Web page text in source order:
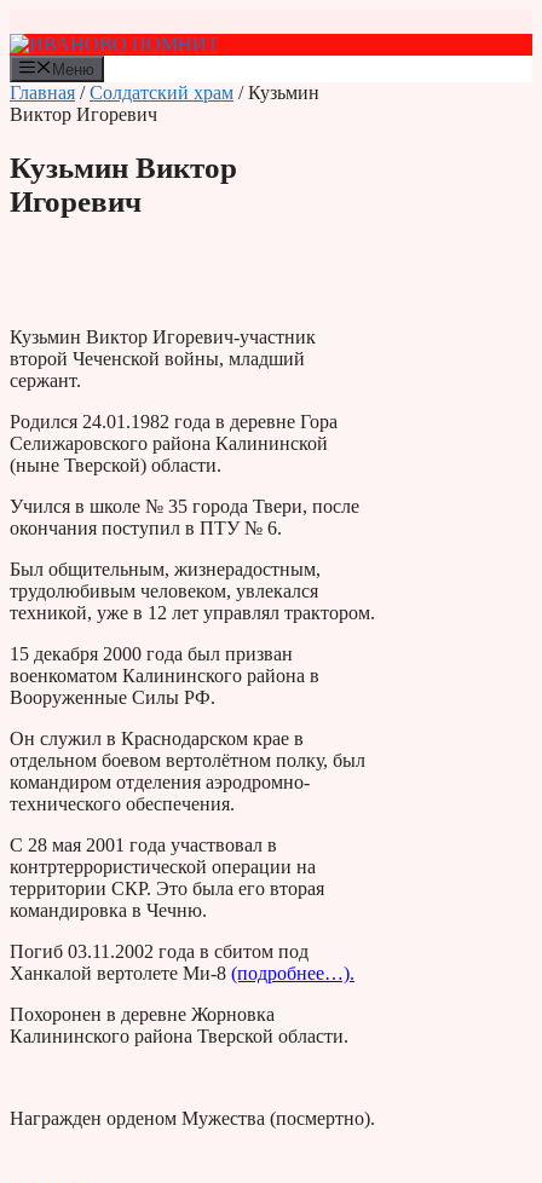
к
содержимому
Меню
Главная /Солдатский храм / Кузьмин
Виктор Игоревич
Кузьмин Виктор
Игоревич
Кузьмин Виктор Игоревич-участник
второй Чеченской войны, младший
сержант.
Родился 24.01.1982 года в деревне Гора
Селижаровского района Калининской
(ныне Тверской) области.
Учился в школе № 35 города Твери, после
окончания поступил в ПТУ № 6.
Был общительным, жизнерадостным,
трудолюбивым человеком, увлекался
техникой, уже в 12 лет управлял трактором.
15 декабря 2000 года был призван
военкоматом Калининского района в
Вооруженные Силы РФ.
Он служил в Краснодарском крае в
отдельном боевом вертолётном полку, был
командиром отделения аэродромно-
технического обеспечения.
С 28 мая 2001 года участвовал в
контртеррористической операции на
территории СКР. Это была его вторая
командировка в Чечню.
Погиб 03.11.2002 года в сбитом под
Ханкалой вертолете Ми-8 (подробнее…).
Похоронен в деревне Жорновка
Калининского района Тверской области.
Награжден орденом Мужества (посмертно).